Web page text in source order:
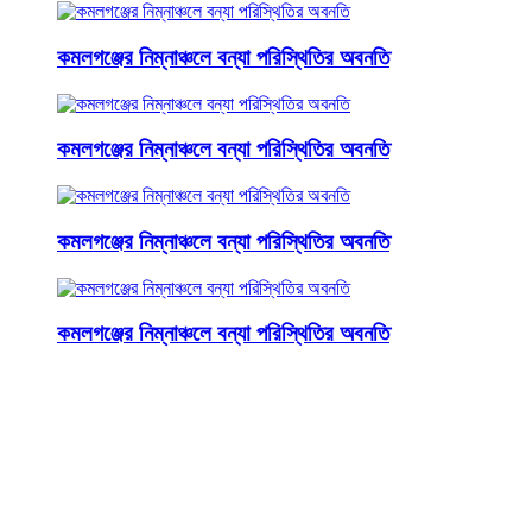
কমলগঞ্জের নিম্নাঞ্চলে বন্যা পরিস্থিতির অবনতি
কমলগঞ্জের নিম্নাঞ্চলে বন্যা পরিস্থিতির অবনতি
কমলগঞ্জের নিম্নাঞ্চলে বন্যা পরিস্থিতির অবনতি
কমলগঞ্জের নিম্নাঞ্চলে বন্যা পরিস্থিতির অবনতি